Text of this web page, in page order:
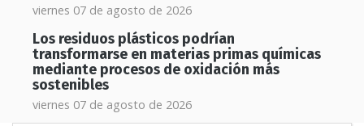
viernes 07 de agosto de 2026
Los residuos plásticos podrían
transformarse en materias primas químicas
mediante procesos de oxidación más
sostenibles
viernes 07 de agosto de 2026